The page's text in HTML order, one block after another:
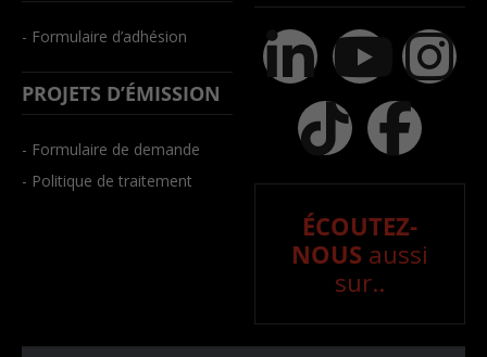
- Formulaire d’adhésion
PROJETS D’ÉMISSION
- Formulaire de demande
- Politique de traitement
ÉCOUTEZ-
NOUS aussi
sur..